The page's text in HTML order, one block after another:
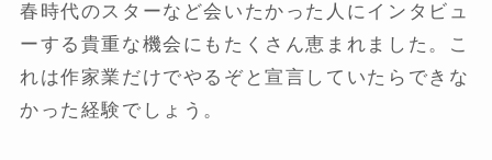
春時代のスターなど会いたかった人にインタビュ
ーする貴重な機会にもたくさん恵まれました。こ
れは作家業だけでやるぞと宣言していたらできな
かった経験でしょう。